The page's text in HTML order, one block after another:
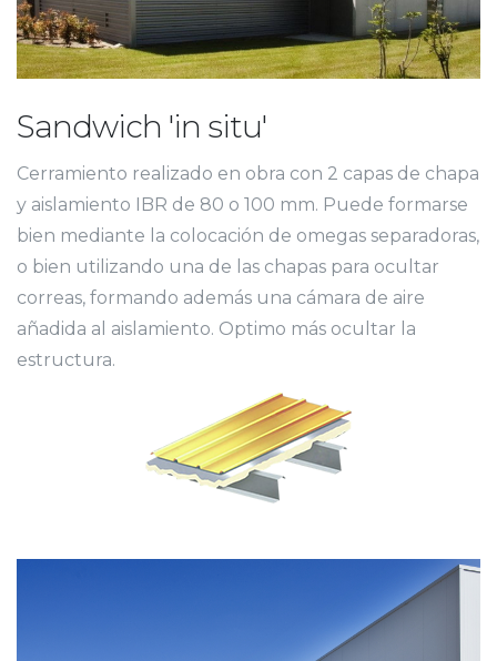
Sandwich 'in situ'
Cerramiento realizado en obra con 2 capas de chapa
y aislamiento IBR de 80 o 100 mm. Puede formarse
bien mediante la colocación de omegas separadoras,
o bien utilizando una de las chapas para ocultar
correas, formando además una cámara de aire
añadida al aislamiento. Optimo más ocultar la
estructura.